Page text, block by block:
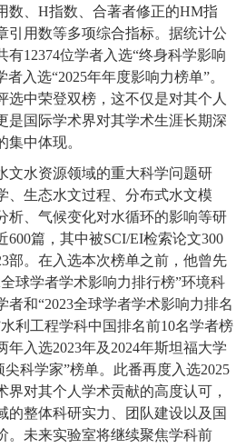
数、H指数、合著者修正的HM指
引用数等多项综合指标。据统计公
有12374位学者入选“终身科学影响
者入选“2025年年度影响力榜单”。
选中荣登双榜，这不仅是对其个人
是国际学术界对其学术生涯长期深
集中体现。
文水资源领域的重大科学问题研
、生态水文过程、分布式水文模
析、气候变化对水循环的影响等研
600篇，其中被SCI/EI检索论文300
部。在入选本次榜单之前，他曾先
全球学者学术影响力排行榜”环境科
者和“2023全球学者学术影响力排名
利工程学科中国排名前10名学者榜
年入选2023年及 2024年斯坦福大学
尖科学家”榜单。此番再度入选2025
界对其个人学术贡献的高度认可，
的整体科研实力、团队建设以及国
。未来实验室将继续聚焦学科前